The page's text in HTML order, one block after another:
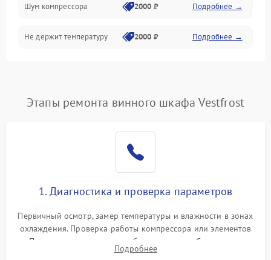
Шум компрессора 2000 ₽ Подробнее →
Не держит температуру 2000 ₽ Подробнее →
Этапы ремонта винного шкафа Vestfrost
1. Диагностика и проверка параметров
Первичный осмотр, замер температуры и влажности в зонах
охлаждения. Проверка работы компрессора или элементов
Пельтье, оценка уровня вибрации и шума. Считывание
ошибок с модуля управления.
Подробнее